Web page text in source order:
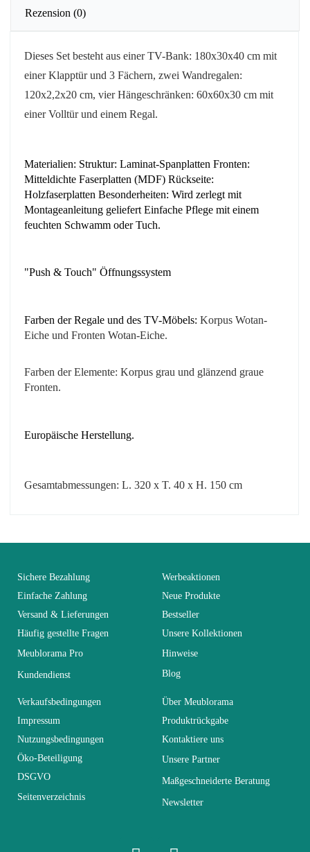
Rezension (0)
Dieses Set besteht aus einer TV-Bank: 180x30x40 cm mit
einer Klapptür und 3 Fächern, zwei Wandregalen:
120x2,2x20 cm, vier Hängeschränken: 60x60x30 cm mit
einer Volltür und einem Regal.
Materialien: Struktur: Laminat-Spanplatten Fronten:
Mitteldichte Faserplatten (MDF) Rückseite:
Holzfaserplatten Besonderheiten: Wird zerlegt mit
Montageanleitung geliefert Einfache Pflege mit einem
feuchten Schwamm oder Tuch.
"Push & Touch" Öffnungssystem
Farben der Regale und des TV-Möbels: Korpus Wotan-
Eiche und Fronten Wotan-Eiche.
Farben der Elemente: Korpus grau und glänzend graue
Fronten.
Europäische Herstellung.
Gesamtabmessungen: L. 320 x T. 40 x H. 150 cm
Alter Erwachsener
Kollektion SWITCH
Farben Braun - Holz
Lieferzeiten (Anz.
Tage)
0
Abmessungen 320x150x40
Elektrisch Nicht elektrisch
You Must Login To Review
Sichere Bezahlung
Einfache Zahlung
Versand & Lieferungen
Häufig gestellte Fragen
Meublorama Pro
Kundendienst
Werbeaktionen
Neue Produkte
Bestseller
Unsere Kollektionen
Hinweise
Blog
Verkaufsbedingungen
Impressum
Nutzungsbedingungen
Öko-Beteiligung
DSGVO
Seitenverzeichnis
Über Meublorama
Produktrückgabe
Kontaktiere uns
Unsere Partner
Maßgeschneiderte Beratung
Newsletter